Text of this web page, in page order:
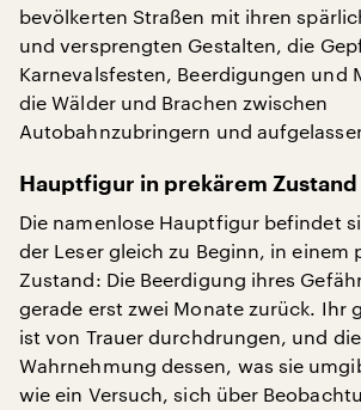
bevölkerten Straßen mit ihren
und versprengten Gestalten, die
Karnevalsfesten, Beerdigungen und
die Wälder und Brachen zwischen
Autobahnzubringern und
Hauptfigur in prekärem Zustand
Die namenlose Hauptfigur befindet
der Leser gleich zu Beginn, in einem
Zustand: Die Beerdigung ihres
gerade erst zwei Monate zurück. Ihr
ist von Trauer durchdrungen, und
Wahrnehmung dessen, was sie
wie ein Versuch, sich über